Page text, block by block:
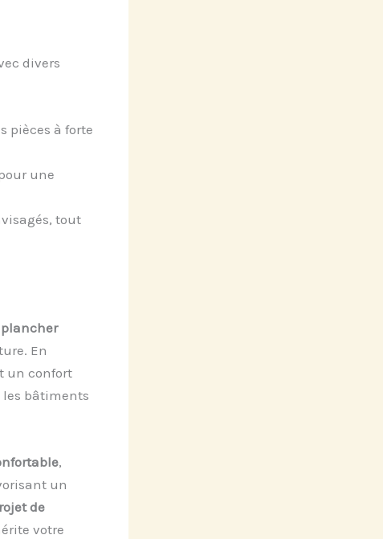
divers
pièces à forte
une
tout
plancher
En
un confort
bâtiments
,
un
de
votre